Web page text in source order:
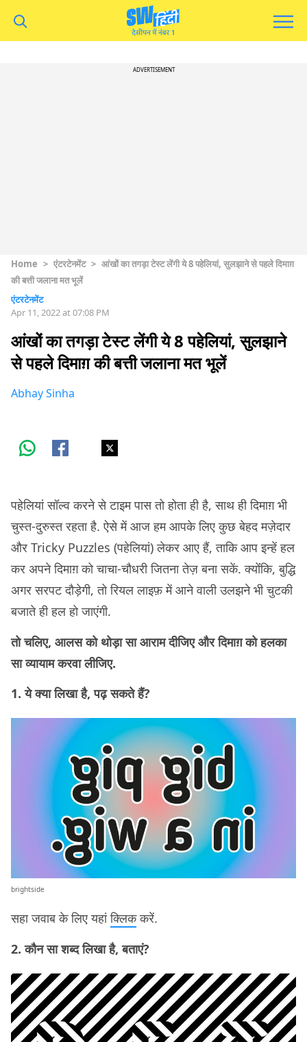
ADVERTISEMENT
Home > एंटरटेनमेंट > आंखों का तगड़ा टेस्ट लेंगी ये 8 पहेलियां, सुलझाने से पहले दिमाग़
की बत्ती जलाना मत भूलें
एंटरटेनमेंट
Apr 11, 2022 at 07:08 PM
आंखों का तगड़ा टेस्ट लेंगी ये 8 पहेलियां, सुलझाने
से पहले दिमाग़ की बत्ती जलाना मत भूलें
Abhay Sinha
पहेलियां सॉल्व करने से टाइम पास तो होता ही है, साथ ही दिमाग़ भी
चुस्त-दुरुस्त रहता है. ऐसे में आज हम आपके लिए कुछ बेहद मज़ेदार
और Tricky Puzzles (पहेलियां) लेकर आए हैं, ताकि आप इन्हें हल
कर अपने दिमाग़ को चाचा-चौधरी जितना तेज़ बना सकें. क्योंंकि, बुद्धि
अगर सरपट दौड़ेगी, तो रियल लाइफ़ में आने वाली उलझने भी चुटकी
बजाते ही हल हो जाएंगी.
तो चलिए, आलस को थोड़ा सा आराम दीजिए और दिमाग़ को हलका
सा व्यायाम करवा लीजिए.
1. ये क्या लिखा है, पढ़ सकते हैं?
brightside
सहा जवाब के लिए यहांक्लिककरें.
2. कौन सा शब्द लिखा है, बताएं?